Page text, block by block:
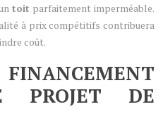
toit parfaitement imperméable.
à prix compétitifs contribuera
coût.
PROJET DE